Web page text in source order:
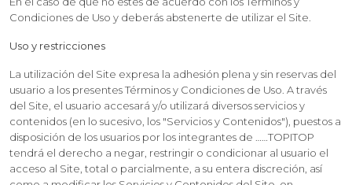
Condiciones de Uso y deberás abstenerte de utilizar el Site.
Uso y restricciones
La utilización del Site expresa la adhesión plena y sin reservas del
usuario a los presentes Términos y Condiciones de Uso. A través
del Site, el usuario accesará y/o utilizará diversos servicios y
contenidos (en lo sucesivo, los "Servicios y Contenidos"), puestos a
disposición de los usuarios por los integrantes de ……TOPITOP
tendrá el derecho a negar, restringir o condicionar al usuario el
acceso al Site, total o parcialmente, a su entera discreción, así